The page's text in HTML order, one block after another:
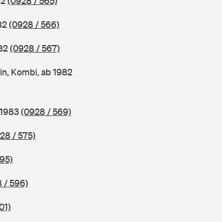
(0928 / 566)
(0928 / 567)
Kombi, ab 1982
(0928 / 569)
/ 575)
/ 596)